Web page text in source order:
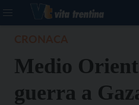
Medio
guerra a